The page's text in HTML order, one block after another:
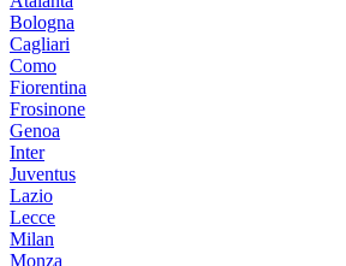
Bologna
Cagliari
Como
Fiorentina
Frosinone
Genoa
Inter
Juventus
Lazio
Lecce
Milan
Monza